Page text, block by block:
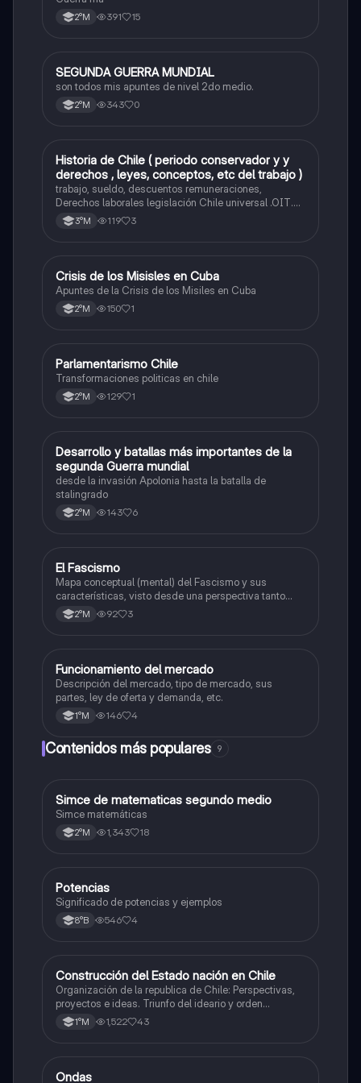
2°M 391 15
Historia
SEGUNDA GUERRA MUNDIAL
son todos mis apuntes de nivel 2do medio.
2°M 343 0
Historia
Historia de Chile ( periodo conservador y y
derechos , leyes, conceptos, etc del trabajo )
trabajo, sueldo, descuentos remuneraciones,
Derechos laborales legislación Chile universal .OIT.
Evolución de las org. trabajadores de Chile. Evolución
legislación laboral en Chile. Mecanismos protección a
3°M 119 3
Historia
Crisis de los Misisles en Cuba
Apuntes de la Crisis de los Misiles en Cuba
2°M 150 1
Historia
Parlamentarismo Chile
Transformaciones politicas en chile
2°M 129 1
Historia
Desarrollo y batallas más importantes de la
segunda Guerra mundial
desde la invasión Apolonia hasta la batalla de
stalingrado
2°M 143 6
Historia
El Fascismo
Mapa conceptual (mental) del Fascismo y sus
características, visto desde una perspectiva tanto
como política, cultural y económica/social.
2°M 92 3
Historia
Funcionamiento del mercado
Descripción del mercado, tipo de mercado, sus
partes, ley de oferta y demanda, etc.
1°M 146 4
Contenidos más populares 9
Matemáticas
Simce de matematicas segundo medio
Simce matemáticas
2°M 1,343 18
Matemáticas
Potencias
Significado de potencias y ejemplos
8°B 546 4
Historia
Construcción del Estado nación en Chile
Organización de la republica de Chile: Perspectivas,
proyectos e ideas. Triunfo del ideario y orden
conservador. Constitución de 1833. "Era Portaliana"
1°M 1,522 43
Física
Ondas